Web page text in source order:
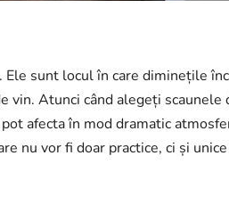
sunt locul în care diminețile
vin. Atunci când alegeți scaunele
afecta în mod dramatic
nu vor fi doar practice, ci și